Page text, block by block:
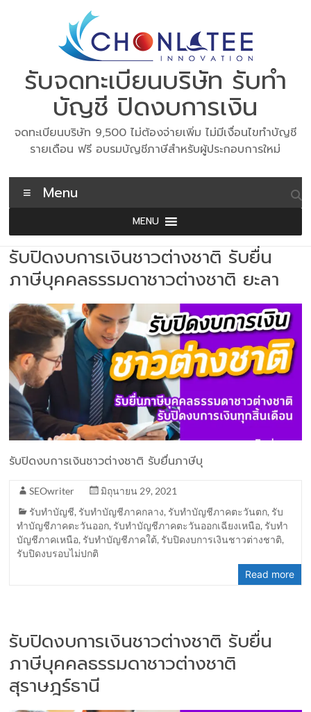
รับจดทะเบียนบริษัท รับทำ
บัญชี ปิดงบการเงิน
จดทะเบียนบริษัท 9,500 ไม่ต้องจ่ายเพิ่ม ไม่มีเงื่อนไขทำบัญชี
รายเดือน ฟรี อบรมบัญชีภาษีสำหรับผู้ประกอบการใหม่
Menu
MENU
รับปิดงบการเงินชาวต่างชาติ รับยื่น
ภาษีบุคคลธรรมดาชาวต่างชาติ ยะลา
รับปิดงบการเงินชาวต่างชาติ รับยื่นภาษีบุ
SEOwriter
มิถุนายน 29, 2021
รับทำบัญชี, รับทำบัญชีภาคกลาง, รับทำบัญชีภาคตะวันตก, รับ
ทำบัญชีภาคตะวันออก, รับทำบัญชีภาคตะวันออกเฉียงเหนือ, รับทำ
บัญชีภาคเหนือ, รับทำบัญชีภาคใต้, รับปิดงบการเงินชาวต่างชาติ,
รับปิดงบรอบไม่ปกติ
Read more
รับปิดงบการเงินชาวต่างชาติ รับยื่น
ภาษีบุคคลธรรมดาชาวต่างชาติ
สุราษฎร์ธานี